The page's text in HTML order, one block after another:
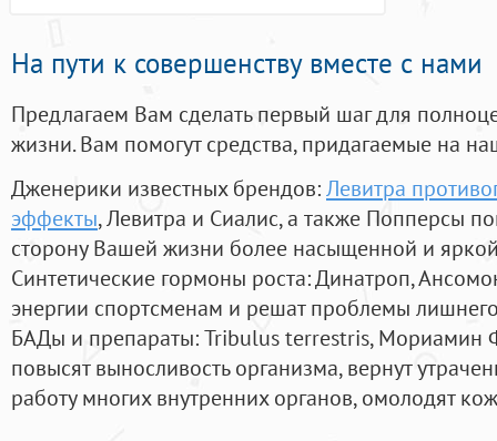
На пути к совершенству вместе с нами
Предлагаем Вам сделать первый шаг для
жизни. Вам помогут средства, придагаемые на
Дженерики известных брендов:Левитра
эффекты, Левитра и Сиалис, а также Попперсы
сторону Вашей жизни более насыщенной и
Синтетические гормоны роста: Динатроп,
энергии спортсменам и решат проблемы
БАДы и препараты:Tribulus terrestris, Мориамин
повысят выносливость организма, вернут
работу многих внутренних органов, омолодят